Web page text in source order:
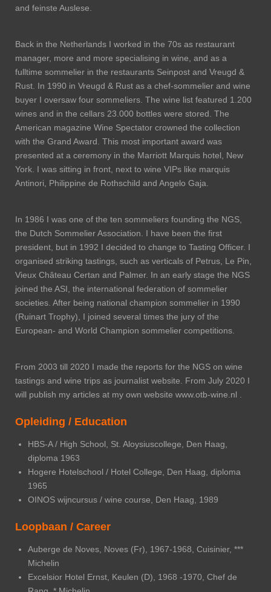
and feinste Auslese.
Back in the Netherlands I worked in the 70s as restaurant
manager, more and more specialising in wine, and as a
fulltime sommelier in the restaurants Seinpost and Vreugd &
Rust. In 1990 in Vreugd & Rust as a chef-sommelier and wine
buyer I oversaw four sommeliers. The wine list featured 1.200
wines and in the cellars 23.000 bottles were stored. The
American magazine Wine Spectator crowned the collection
with the Grand Award. This most important award was
presented at a ceremony in the Marriott Marquis hotel, New
York. I was sitting in front, next to wine VIPs like marquis
Antinori, Philippine de Rothschild and Angelo Gaja.
In 1986 I was one of the ten sommeliers founding the NGS,
the Dutch Sommelier Association. I have been the first
president, but in 1992 I decided to change to Tasting Officer. I
organised striking tastings, such as verticals of Petrus, Le Pin,
Vieux Château Certan and Palmer. In an early stage the NGS
joined the ASI, the international federation of sommelier
societies. After being national champion sommelier in 1990
(Ruinart Trophy), I joined several times the jury of the
European- and World Champion sommelier competitions.
From 2003 till 2020 I made the reports for the NGS on wine
tastings and wine trips as journalist website . From July 2020 I
will publish my articles at my own website www.otb-wine.nl .
Opleiding / Education
HBS-A / High School, St. Aloysiuscollege, Den Haag,
diploma 1963
Hogere Hotelschool / Hotel College, Den Haag, diploma
1965
OINOS wijncursus / wine course, Den Haag, 1989
Loopbaan / Career
Auberge de Noves, Noves (Fr), 1967-1968, Cuisinier, ***
Michelin
Excelsior Hotel Ernst, Keulen (D), 1968 -1970, Chef de